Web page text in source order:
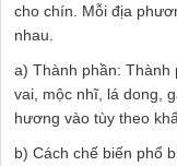
cho chín. Mỗi địa
nhau.
a) Thành phần: Thành
vai, mộc nhĩ, lá dong,
hương vào tùy theo
b) Cách chế biến phổ